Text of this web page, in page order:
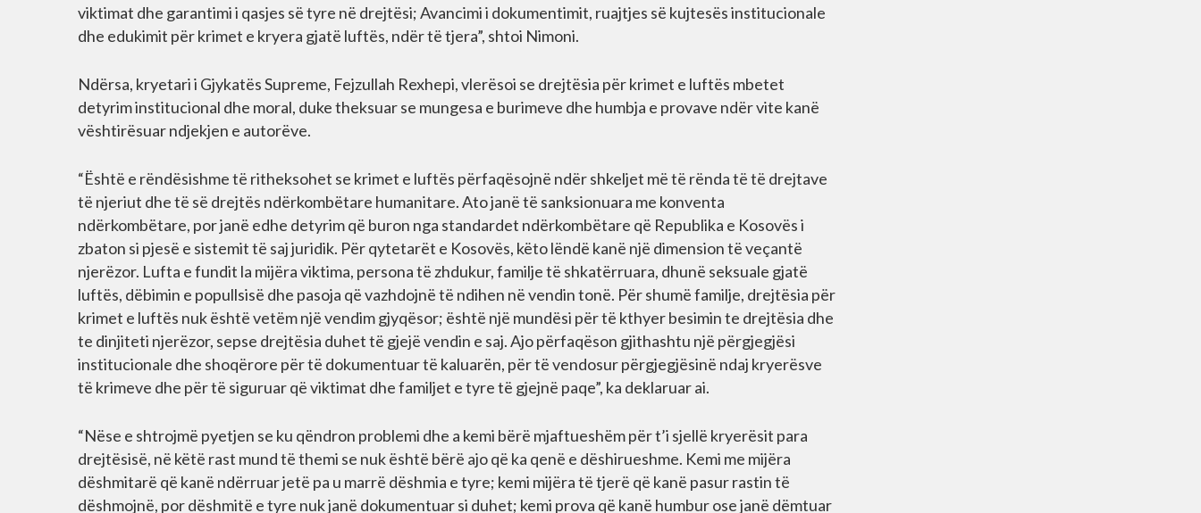
viktimat dhe garantimi i qasjes së tyre në drejtësi; Avancimi i dokumentimit, ruajtjes së kujtesës institucionale
dhe edukimit për krimet e kryera gjatë luftës, ndër të tjera”, shtoi Nimoni.
Ndërsa, kryetari i Gjykatës Supreme, Fejzullah Rexhepi, vlerësoi se drejtësia për krimet e luftës mbetet
detyrim institucional dhe moral, duke theksuar se mungesa e burimeve dhe humbja e provave ndër vite kanë
vështirësuar ndjekjen e autorëve.
“Është e rëndësishme të ritheksohet se krimet e luftës përfaqësojnë ndër shkeljet më të rënda të të drejtave
të njeriut dhe të së drejtës ndërkombëtare humanitare. Ato janë të sanksionuara me konventa
ndërkombëtare, por janë edhe detyrim që buron nga standardet ndërkombëtare që Republika e Kosovës i
zbaton si pjesë e sistemit të saj juridik. Për qytetarët e Kosovës, këto lëndë kanë një dimension të veçantë
njerëzor. Lufta e fundit la mijëra viktima, persona të zhdukur, familje të shkatërruara, dhunë seksuale gjatë
luftës, dëbimin e popullsisë dhe pasoja që vazhdojnë të ndihen në vendin tonë. Për shumë familje, drejtësia për
krimet e luftës nuk është vetëm një vendim gjyqësor; është një mundësi për të kthyer besimin te drejtësia dhe
te dinjiteti njerëzor, sepse drejtësia duhet të gjejë vendin e saj. Ajo përfaqëson gjithashtu një përgjegjësi
institucionale dhe shoqërore për të dokumentuar të kaluarën, për të vendosur përgjegjësinë ndaj kryerësve
të krimeve dhe për të siguruar që viktimat dhe familjet e tyre të gjejnë paqe”, ka deklaruar ai.
“Nëse e shtrojmë pyetjen se ku qëndron problemi dhe a kemi bërë mjaftueshëm për t’i sjellë kryerësit para
drejtësisë, në këtë rast mund të themi se nuk është bërë ajo që ka qenë e dëshirueshme. Kemi me mijëra
dëshmitarë që kanë ndërruar jetë pa u marrë dëshmia e tyre; kemi mijëra të tjerë që kanë pasur rastin të
dëshmojnë, por dëshmitë e tyre nuk janë dokumentuar si duhet; kemi prova që kanë humbur ose janë dëmtuar